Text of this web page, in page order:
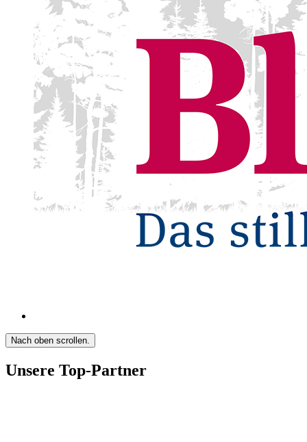
Nach oben scrollen.
Unsere Top-Partner